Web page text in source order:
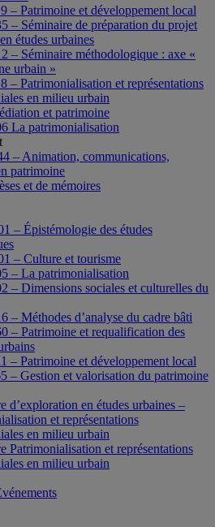
– Patrimoine et développement local
– Séminaire de préparation du projet
études urbaines
– Séminaire méthodologique : axe «
urbain »
– Patrimonialisation et représentations
en milieu urbain
et patrimoine
La patrimonialisation
– Animation, communications,
patrimoine
et de mémoires
– Épistémologie des études
– Culture et tourisme
– La patrimonialisation
– Dimensions sociales et culturelles du
– Méthodes d’analyse du cadre bâti
– Patrimoine et requalification des
– Patrimoine et développement local
– Gestion et valorisation du patrimoine
d’exploration en études urbaines –
et représentations
en milieu urbain
Patrimonialisation et représentations
en milieu urbain